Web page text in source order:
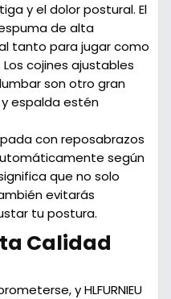
y el dolor postural. El
de alta
tanto para jugar como
cojines ajustables
son otro gran
espalda estén
conreposabrazos
según
que no solo
evitarás
tu postura.
Calidad
y HLFURNIEU